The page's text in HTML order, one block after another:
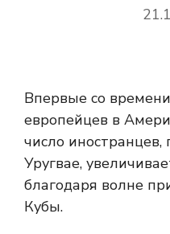
Впервые со
европейцев в
число
Уругвае,
благодаря волне
Кубы.